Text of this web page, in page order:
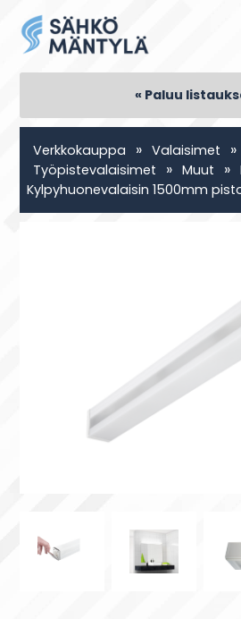
« Paluu
Verkkokauppa » Valaisimet »
Työpistevalaisimet » Muut »
Kylpyhuonevalaisin 1500mm